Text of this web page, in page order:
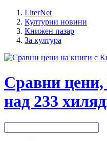
LiterNet
Културни новини
Книжен пазар
За култура
Сравни цени,
над 233